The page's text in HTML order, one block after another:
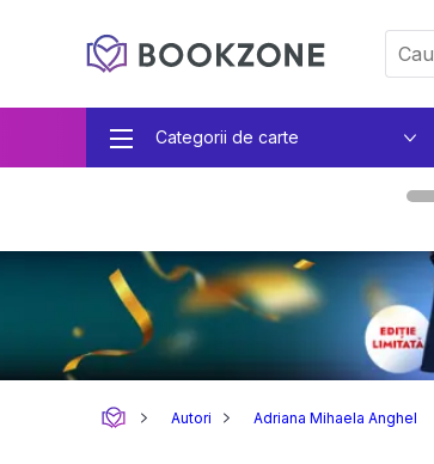
Categorii de carte
Autori Adriana Mihaela Anghel